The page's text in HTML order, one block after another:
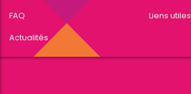
FAQ
Liens utiles
Actualités